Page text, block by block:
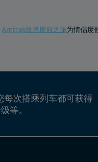
Amtrak铁路度假之旅为情侣度
每次搭乘列车都可获得
等。